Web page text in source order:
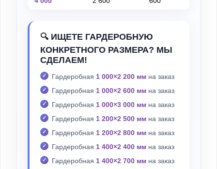
🔍 ИЩЕТЕ ГАРДЕРОБНУЮ
КОНКРЕТНОГО РАЗМЕРА? МЫ
СДЕЛАЕМ!
Гардеробная 1 000×2 200 мм на заказ
Гардеробная 1 000×2 600 мм на заказ
Гардеробная 1 000×3 000 мм на заказ
Гардеробная 1 200×2 500 мм на заказ
Гардеробная 1 200×2 800 мм на заказ
Гардеробная 1 400×2 400 мм на заказ
Гардеробная 1 400×2 700 мм на заказ